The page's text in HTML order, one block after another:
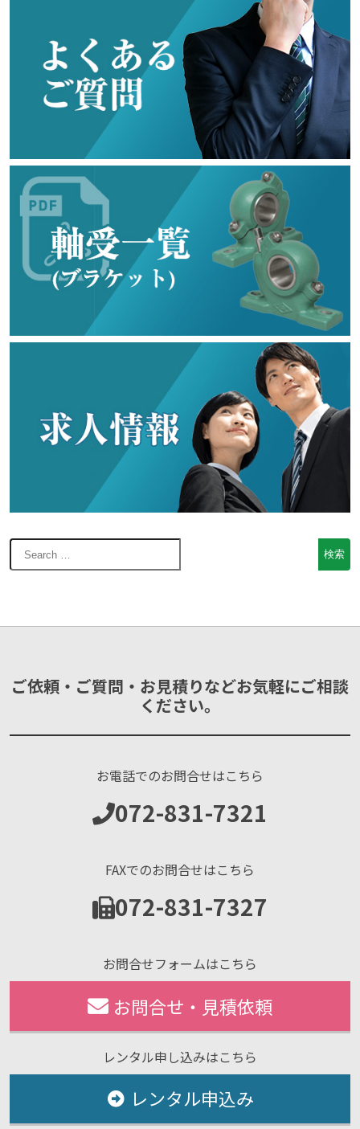
ご依頼・ご質問・お見積りなどお気軽にご相談
ください。
お電話でのお問合せはこちら
072-831-7321
FAXでのお問合せはこちら
072-831-7327
お問合せフォームはこちら
お問合せ・見積依頼
レンタル申し込みはこちら
レンタル申込み